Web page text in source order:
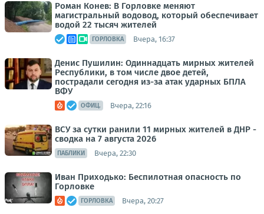
Роман Конев: В Горловке меняют
магистральный водовод, который обеспечивает
водой 22 тысяч жителей
ГОРЛОВКА Вчера, 16:37
Денис Пушилин: Одиннадцать мирных жителей
Республики, в том числе двое детей,
пострадали сегодня из-за атак ударных БПЛА
ВФУ
ОФИЦ. Вчера, 22:16
ВСУ за сутки ранили 11 мирных жителей в ДНР -
сводка на 7 августа 2026
ПАБЛИКИ Вчера, 22:30
Иван Приходько: Беспилотная опасность по
Горловке
ГОРЛОВКА Вчера, 20:27